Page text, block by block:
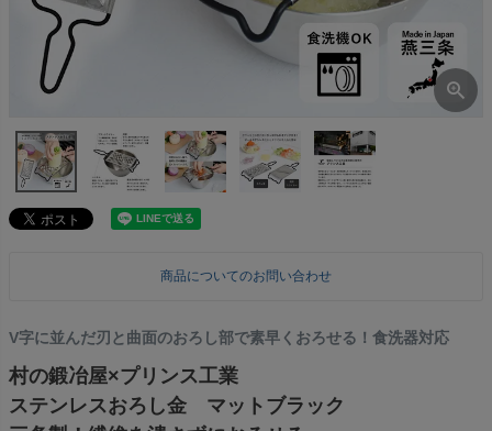
商品についてのお問い合わせ
V字に並んだ刃と曲面のおろし部で素早くおろせる！食洗器対応
村の鍛冶屋×プリンス工業
ステンレスおろし金 マットブラック